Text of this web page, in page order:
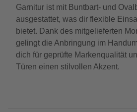
Garnitur ist mit Buntbart- und
ausgestattet, was dir flexible
bietet. Dank des mitgelieferten
gelingt die Anbringung im
dich für geprüfte Markenqualität
Türen einen stilvollen Akzent.